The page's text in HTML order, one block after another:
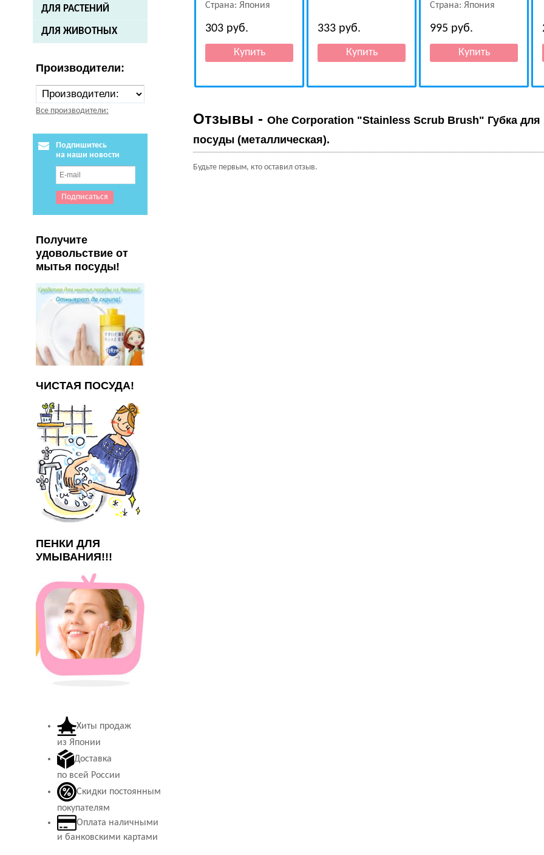
ДЛЯ РАСТЕНИЙ
ДЛЯ ЖИВОТНЫХ
Производители:
Все производители:
Подпишитесь
на наши новости
Получите
удовольствие от
мытья посуды!
ЧИСТАЯ ПОСУДА!
ПЕНКИ ДЛЯ
УМЫВАНИЯ!!!
Страна: Япония
303 руб. 333 руб.
Страна: Япония
995 руб.
Отзывы -Ohe Corporation "Stainless Scrub Brush" Губка для
посуды (металлическая).
Будьте первым, кто оставил отзыв.
Хиты продаж
из Японии
Доставка
по всей России
Скидки постоянным
покупателям
Оплата наличными
и банковскими картами